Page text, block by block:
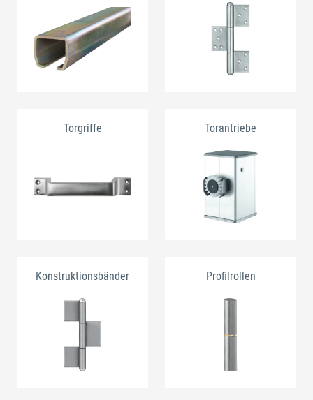
Torgriffe Torantriebe
Konstruktionsbänder Profilrollen